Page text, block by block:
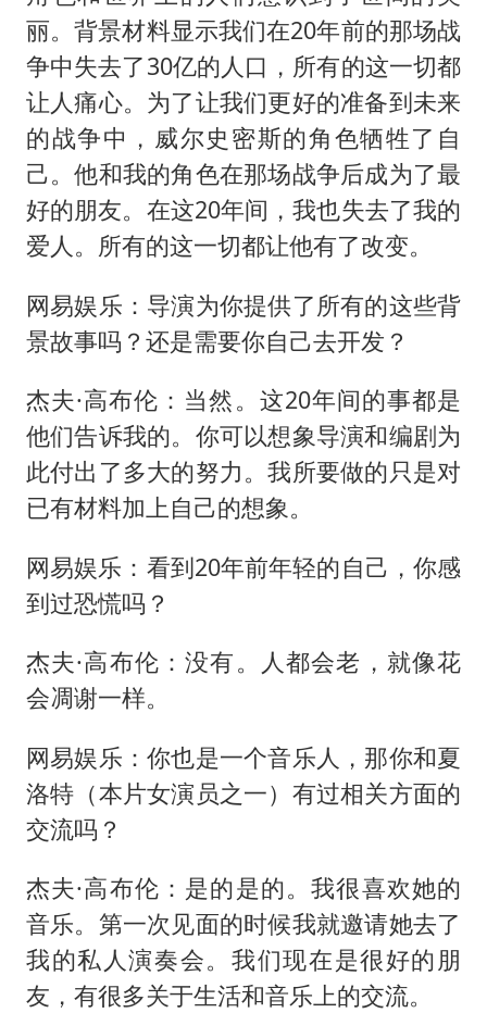
丽。背景材料显示我们在20年前的那场战
争中失去了30亿的人口，所有的这一切都
让人痛心。为了让我们更好的准备到未来
的战争中，威尔史密斯的角色牺牲了自
己。他和我的角色在那场战争后成为了最
好的朋友。在这20年间，我也失去了我的
爱人。所有的这一切都让他有了改变。
网易娱乐：导演为你提供了所有的这些背
景故事吗？还是需要你自己去开发？
杰夫·高布伦：当然。这20年间的事都是
他们告诉我的。你可以想象导演和编剧为
此付出了多大的努力。我所要做的只是对
已有材料加上自己的想象。
网易娱乐：看到20年前年轻的自己，你感
到过恐慌吗？
杰夫·高布伦：没有。人都会老，就像花
会凋谢一样。
网易娱乐：你也是一个音乐人，那你和夏
洛特（本片女演员之一）有过相关方面的
交流吗？
杰夫·高布伦：是的是的。我很喜欢她的
音乐。第一次见面的时候我就邀请她去了
我的私人演奏会。我们现在是很好的朋
友，有很多关于生活和音乐上的交流。